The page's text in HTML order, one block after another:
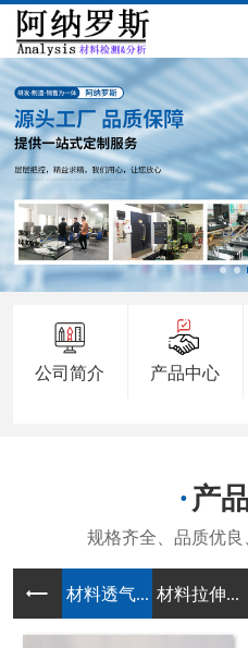
公司简介 产品中心
产
材料透气... 材料拉伸...